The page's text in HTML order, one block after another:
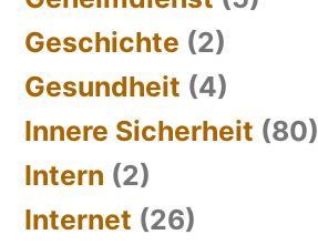
Geschichte (2)
Gesundheit (4)
Innere Sicherheit (80)
Intern (2)
Internet (26)